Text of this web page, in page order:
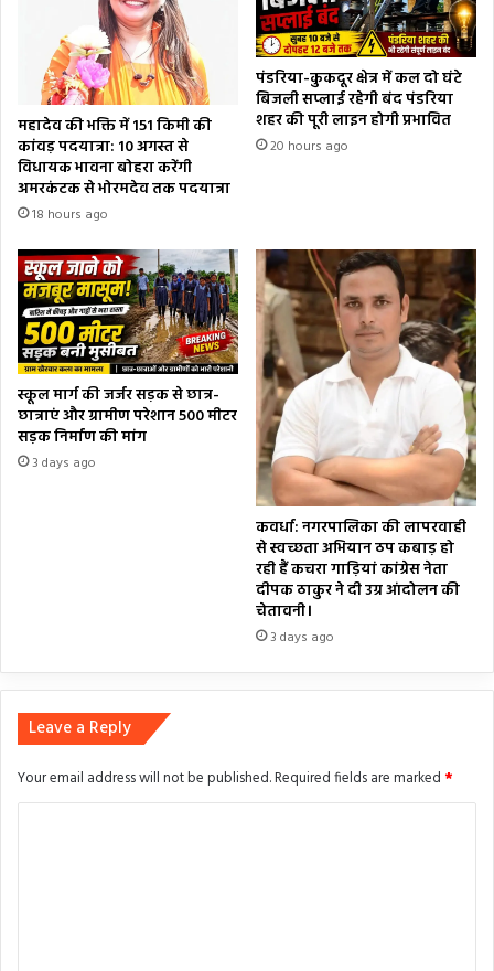
महादेव की भक्ति में 151 किमी की
कांवड़ पदयात्रा: 10 अगस्त से
विधायक भावना बोहरा करेंगी
अमरकंटक से भोरमदेव तक पदयात्रा
18 hours ago
पंडरिया-कुकदूर क्षेत्र में कल दो घंटे
बिजली सप्लाई रहेगी बंद पंडरिया
शहर की पूरी लाइन होगी प्रभावित
20 hours ago
स्कूल मार्ग की जर्जर सड़क से छात्र-
छात्राएं और ग्रामीण परेशान 500 मीटर
सड़क निर्माण की मांग
3 days ago
कवर्धा: नगरपालिका की लापरवाही
से स्वच्छता अभियान ठप कबाड़ हो
रही हैं कचरा गाड़ियां कांग्रेस नेता
दीपक ठाकुर ने दी उग्र आंदोलन की
चेतावनी।
3 days ago
Leave a Reply
Your email address will not be published.Required fields are marked *